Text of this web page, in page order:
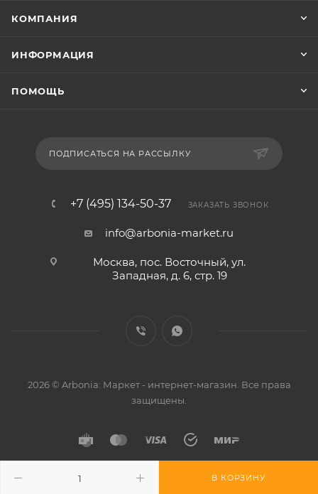
В КОРЗИНУ
КОМПАНИЯ
ИНФОРМАЦИЯ
ПОМОЩЬ
ПОДПИСАТЬСЯ НА РАССЫЛКУ
+7 (495) 134-50-37 ЗАКАЗАТЬ ЗВОНОК
info@arbonia-market.ru
Москва, пос. Восточный, ул.
Западная, д. 6, стр. 19
2026 © Arbonia: Маркет - интернет-магазин. Все права
защищены.